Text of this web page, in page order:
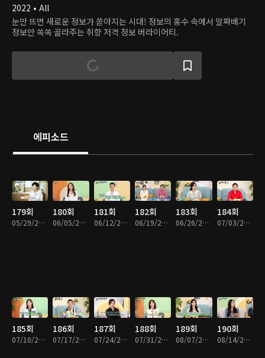
2022 • All
눈만 뜨면 새로운 정보가 쏟아지는 시대! 정보의 홍수 속에서 알짜배기
정보만 쏙쏙 골라주는 취향 저격 정보 버라이어티.
에피소드
179회
05/29/2022 • 57분
180회
06/05/2022 • 57분
181회
06/12/2022 • 57분
182회
06/19/2022 • 58분
183회
06/26/2022 • 57분
184회
07/03/2022 • 57분
185회
07/10/2022 • 58분
186회
07/17/2022 • 57분
187회
07/24/2022 • 58분
188회
07/31/2022 • 58분
189회
08/07/2022 • 57분
190회
08/14/2022 • 57분